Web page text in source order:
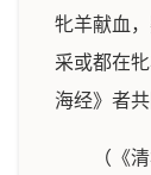
牝羊献血
采或都在
海经》者共
（《